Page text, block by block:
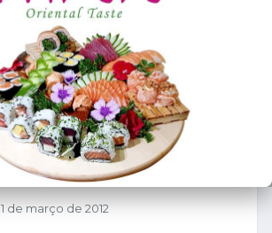
1 de março de 2012